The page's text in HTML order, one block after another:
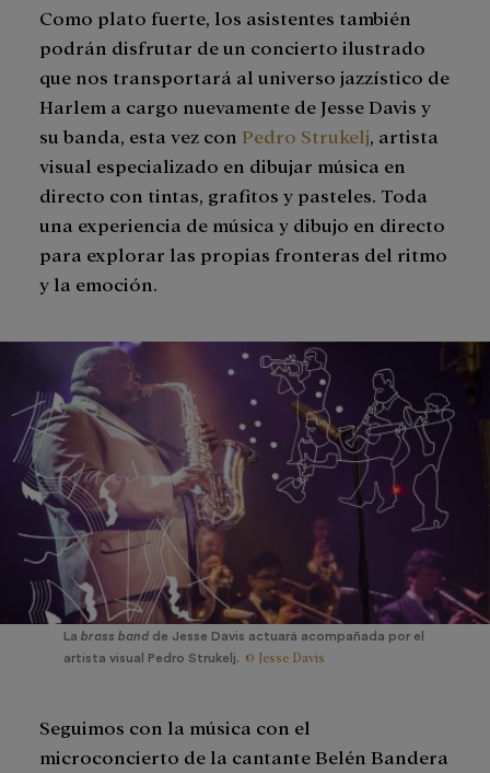
Como plato fuerte, los asistentes también
podrán disfrutar de un concierto ilustrado
que nos transportará al universo jazzístico de
Harlem a cargo nuevamente de Jesse Davis y
su banda, esta vez con Pedro Strukelj , artista
visual especializado en dibujar música en
directo con tintas, grafitos y pasteles. Toda
una experiencia de música y dibujo en directo
para explorar las propias fronteras del ritmo
y la emoción.
La brass band de Jesse Davis actuará acompañada por el
artista visual Pedro Strukelj. © Jesse Davis
Seguimos con la música con el
microconcierto de la cantante Belén Bandera